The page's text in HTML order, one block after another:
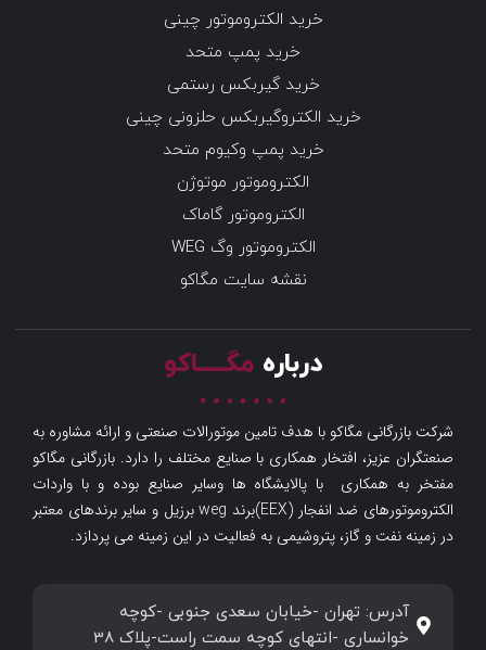
خرید الکتروموتور چینی
خرید پمپ متحد
خرید گیربکس رستمی
خرید الکتروگیربکس حلزونی چینی
خرید پمپ وکیوم متحد
الکتروموتور موتوژن
الکتروموتور گاماک
الکتروموتور وگ WEG
نقشه سایت مگاکو
درباره مگـــــاکو
شرکت بازرگانی مگاکو با هدف تامین موتورالات صنعتی و ارائه مشاوره به
صنعتگران عزیز، افتخار همکاری با صنایع مختلف را دارد. بازرگانی مگاکو
مفتخر به همکاری با پالایشگاه ها وسایر صنایع بوده و با واردات
الکتروموتورهای ضد انفجار (EEX)برند weg برزیل و سایر برندهای معتبر
در زمینه نفت و گاز، پتروشیمی به فعالیت در این زمینه می پردازد.
آدرس: تهران -خیابان سعدی جنوبی -کوچه
خوانساری -انتهای کوچه سمت راست-پلاک 38